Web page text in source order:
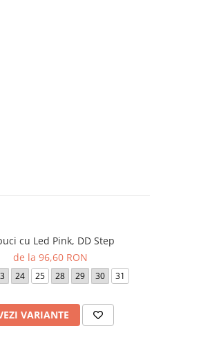
cu Led Pink, DD Step
de la 96,60 RON
24 25 28 29 30 31
VARIANTE